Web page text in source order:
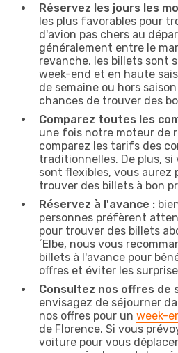
Réservez les jours les
les plus favorables pour
d'avion pas chers au
généralement entre le
revanche, les billets sont
week-end et en haute
de semaine ou hors
chances de trouver des
Comparez toutes les
une fois notre moteur de
comparez les tarifs des
traditionnelles. De plus, si
sont flexibles, vous aurez
trouver des billets à bon
Réservez à l'avance :
personnes préfèrent
pour trouver des billets
´Elbe, nous vous
billets à l'avance pour
offres et éviter les
Consultez nos offres de
envisagez de séjourner
nos offres pour un week-
de Florence. Si vous
voiture pour vous